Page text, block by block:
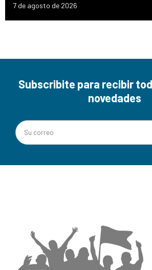
7 de agosto de 2026
Subscribite para recibir
novedades